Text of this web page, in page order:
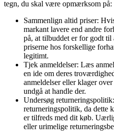
tegn, du skal være opmærksom på:
Sammenlign altid priser:
markant lavere end andre
på, at tilbuddet er for godt
priserne hos forskellige
legitimt.
Tjek anmeldelser: Læs
en ide om deres
anmeldelser eller klager
undgå at handle der.
Undersøg
returneringspolitik, da dette
er tilfreds med dit køb.
eller urimelige